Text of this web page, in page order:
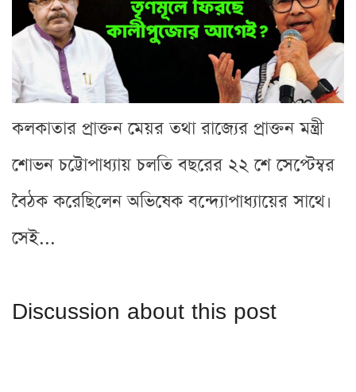
কলকাতার প্রাক্তন মেয়র তথা রাজ্যের প্রাক্তন মন্ত্রী
শোভন চট্টোপাধ্যায় চলতি বছরের ২২ শে সেপ্টেম্বর
বৈঠক করেছিলেন অভিষেক বন্দ্যোপাধ্যায়ের সাথে।
সেই...
Discussion about this post